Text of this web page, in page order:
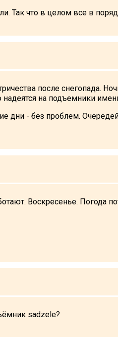
Так что в целом все в
после снегопада.
на подъемники
дни - без проблем.
Воскресенье. Погода
sadzele?